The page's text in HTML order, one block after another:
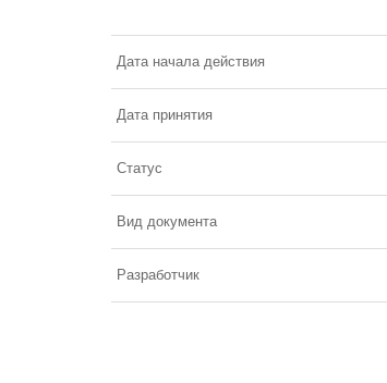
Дата начала действия
Дата принятия
Статус
Вид документа
Разработчик